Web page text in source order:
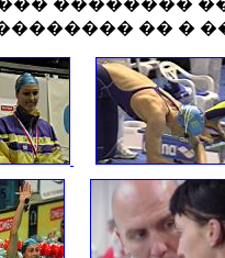
��������
�� �